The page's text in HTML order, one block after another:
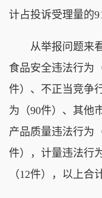
计占投诉受理量的
从举报问题来看
食品安全违法行为
件）、不正当竞争
为（90件）、其他
产品质量违法行为
件），计量违法行
（12件），以上合